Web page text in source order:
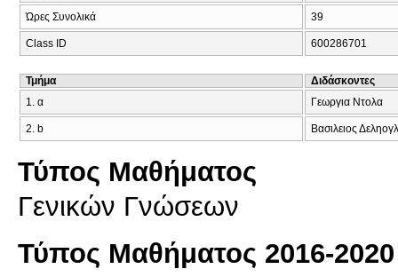
Ώρες Συνολικά 39
Class ID 600286701
Τμήμα
Διδάσκοντες
1. α
Γεωργια Ντολα
2. b Βασιλειος
Τύπος Μαθήματος
Γενικών Γνώσεων
Τύπος Μαθήματος 2016-2020